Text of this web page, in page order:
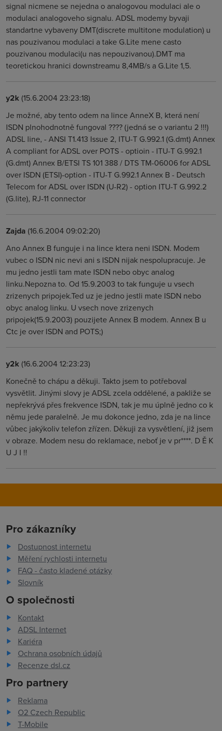
signal nicmene se nejedna o analogovou modulaci ale o
modulaci analogoveho signalu. ADSL modemy byvaji
standartne vybaveny DMT(discrete multitone modulation) u
nas pouzivanou modulaci a take G.Lite mene casto
pouzivanou modulaci(u nas nepouzivanou).DMT ma
teoretickou hranici downstreamu 8,4MB/s a G.Lite 1,5.
y2k (15.6.2004 23:23:18)
Je možné, aby tento odem na lince AnneX B, která není
ISDN plnohodnotně fungoval ???? (jedná se o variantu 2 !!!)
ADSL line, - ANSI T1.413 Issue 2, ITU-T G.992.1 (G.dmt) Annex
A compliant for ADSL over POTS - optioin - ITU-T G.992.1
(G.dmt) Annex B/ETSI TS 101 388 / DTS TM-06006 for ADSL
over ISDN (ETSI)-option - ITU-T G.992.1 Annex B - Deutsch
Telecom for ADSL over ISDN (U-R2) - option ITU-T G.992.2
(G.lite), RJ-11 connector
Zajda (16.6.2004 09:02:20)
Ano Annex B funguje i na lince ktera neni ISDN. Modem
vubec o ISDN nic nevi ani s ISDN nijak nespolupracuje. Je
mu jedno jestli tam mate ISDN nebo obyc analog
linku.Nepozna to. Od 15.9.2003 to tak funguje u vsech
zrizenych pripojek.Ted uz je jedno jestli mate ISDN nebo
obyc analog linku. U vsech nove zrizenych
pripojek(15.9.2003) pouzijete Annex B modem. Annex B u
Ctc je over ISDN and POTS;)
y2k (16.6.2004 12:23:23)
Konečně to chápu a děkuji. Takto jsem to potřeboval
vysvětlit. Jinými slovy je ADSL zcela oddělené, a pakliže se
nepřekrývá přes frekvence ISDN, tak je mu úplně jedno co k
němu jede paralelně. Je mu dokonce jedno, zda je na lince
vůbec jakýkoliv telefon zřízen. Děkuji za vysvětlení, již jsem
v obraze. Modem nesu do reklamace, neboť je v pr****. D Ě K
U J I !!
Pro zákazníky
Dostupnost internetu
Měření rychlosti internetu
FAQ - často kladené otázky
Slovník
O společnosti
Kontakt
ADSL Internet
Kariéra
Ochrana osobních údajů
Recenze dsl.cz
Pro partnery
Reklama
O2 Czech Republic
T-Mobile